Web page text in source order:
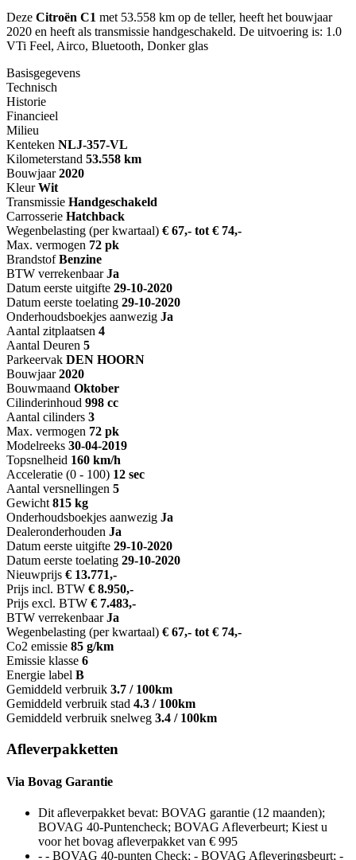
Deze Citroën C1 met 53.558 km op de teller, heeft het bouwjaar
2020 en heeft als transmissie handgeschakeld. De uitvoering is: 1.0
VTi Feel, Airco, Bluetooth, Donker glas
Basisgegevens
Technisch
Historie
Financieel
Milieu
Kenteken NLJ-357-VL
Kilometerstand 53.558 km
Bouwjaar 2020
Kleur Wit
Transmissie Handgeschakeld
Carrosserie Hatchback
Wegenbelasting (per kwartaal) € 67,- tot € 74,-
Max. vermogen 72 pk
Brandstof Benzine
BTW verrekenbaar Ja
Datum eerste uitgifte 29-10-2020
Datum eerste toelating 29-10-2020
Onderhoudsboekjes aanwezig Ja
Aantal zitplaatsen 4
Aantal Deuren 5
Parkeervak DEN HOORN
Bouwjaar 2020
Bouwmaand Oktober
Cilinderinhoud 998 cc
Aantal cilinders 3
Max. vermogen 72 pk
Modelreeks 30-04-2019
Topsnelheid 160 km/h
Acceleratie (0 - 100) 12 sec
Aantal versnellingen 5
Gewicht 815 kg
Onderhoudsboekjes aanwezig Ja
Dealeronderhouden Ja
Datum eerste uitgifte 29-10-2020
Datum eerste toelating 29-10-2020
Nieuwprijs € 13.771,-
Prijs incl. BTW € 8.950,-
Prijs excl. BTW € 7.483,-
BTW verrekenbaar Ja
Wegenbelasting (per kwartaal) € 67,- tot € 74,-
Co2 emissie 85 g/km
Emissie klasse 6
Energie label B
Gemiddeld verbruik 3.7 / 100km
Gemiddeld verbruik stad 4.3 / 100km
Gemiddeld verbruik snelweg 3.4 / 100km
Afleverpakketten
Via Bovag Garantie
Dit afleverpakket bevat: BOVAG garantie (12 maanden);
BOVAG 40-Puntencheck; BOVAG Afleverbeurt; Kiest u
voor het bovag afleverpakket van € 995
- - BOVAG 40-punten Check; - BOVAG Afleveringsbeurt; -